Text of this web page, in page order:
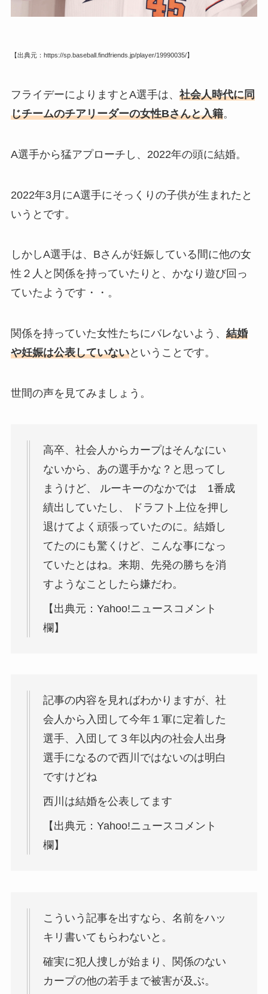
【出典元：https://sp.baseball.findfriends.jp/player/19990035/】
フライデーによりますとA選手は、 社会人時代に同
じチームのチアリーダーの女性Bさんと入籍。
A選手から猛アプローチし、2022年の頭に結婚。
2022年3月にA選手にそっくりの子供が生まれたと
いうとです。
しかしA選手は、Bさんが妊娠している間に他の女
性２人と関係を持っていたりと、かなり遊び回っ
ていたようです・・。
関係を持っていた女性たちにバレないよう、 結婚
や妊娠は公表していないということです。
世間の声を見てみましょう。
高卒、社会人からカープはそんなにい
ないから、あの選手かな？と思ってし
まうけど、 ルーキーのなかでは 1番成
績出していたし、 ドラフト上位を押し
退けてよく頑張っていたのに。結婚し
てたのにも驚くけど、こんな事になっ
ていたとはね。来期、先発の勝ちを消
すようなことしたら嫌だわ。
【出典元：Yahoo!ニュースコメント
欄】
記事の内容を見ればわかりますが、社
会人から入団して今年１軍に定着した
選手、入団して３年以内の社会人出身
選手になるので西川ではないのは明白
ですけどね
西川は結婚を公表してます
【出典元：Yahoo!ニュースコメント
欄】
こういう記事を出すなら、名前をハッ
キリ書いてもらわないと。
確実に犯人捜しが始まり、関係のない
カープの他の若手まで被害が及ぶ。